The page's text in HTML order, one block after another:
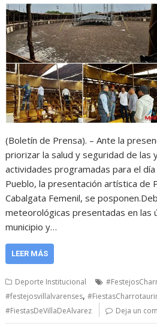
(Boletín de Prensa). – Ante la
priorizar la salud y seguridad de las
actividades programadas para el
Pueblo, la presentación artística de
Cabalgata Femenil, se
meteorológicas presentadas en las
municipio y…
LEER MÁS
Deporte Institucional
#festejosvillalvarenses,
#FiestasDeVillaDeAlvarez Deja un